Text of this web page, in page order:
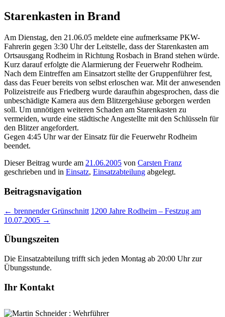
Starenkasten in Brand
Am Dienstag, den 21.06.05 meldete eine aufmerksame PKW-
Fahrerin gegen 3:30 Uhr der Leitstelle, dass der Starenkasten am
Ortsausgang Rodheim in Richtung Rosbach in Brand stehen würde.
Kurz darauf erfolgte die Alarmierung der Feuerwehr Rodheim.
Nach dem Eintreffen am Einsatzort stellte der Gruppenführer fest,
dass das Feuer bereits von selbst erloschen war. Mit der anwesenden
Polizeistreife aus Friedberg wurde daraufhin abgesprochen, dass die
unbeschädigte Kamera aus dem Blitzergehäuse geborgen werden
soll. Um unnötigen weiteren Schaden am Starenkasten zu
vermeiden, wurde eine städtische Angestellte mit den Schlüsseln für
den Blitzer angefordert.
Gegen 4:45 Uhr war der Einsatz für die Feuerwehr Rodheim
beendet.
Dieser Beitrag wurde am 21.06.2005 von Carsten Franz
geschrieben und in Einsatz, Einsatzabteilung abgelegt.
Beitragsnavigation
← brennender Grünschnitt 1200 Jahre Rodheim – Festzug am
10.07.2005 →
Übungszeiten
Die Einsatzabteilung trifft sich jeden Montag ab 20:00 Uhr zur
Übungsstunde.
Ihr Kontakt